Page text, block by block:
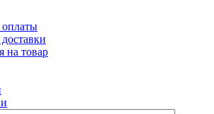
оплаты
на товар